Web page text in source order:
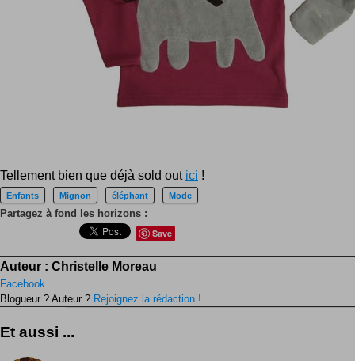
Tellement bien que déjà sold out ici !
Enfants Mignon éléphant Mode
Partagez à fond les horizons :
Save
Auteur : Christelle Moreau
Facebook
Blogueur ? Auteur ? Rejoignez la rédaction !
Et aussi ...